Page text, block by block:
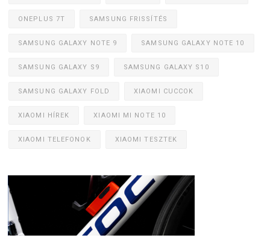
ONEPLUS 7T SAMSUNG FRISSÍTÉS
SAMSUNG GALAXY NOTE 9 SAMSUNG GALAXY NOTE 10
SAMSUNG GALAXY S9 SAMSUNG GALAXY S10
SAMSUNG GALAXY FOLD XIAOMI CUCCOK
XIAOMI HÍREK XIAOMI MI NOTE 10
XIAOMI TELEFONOK XIAOMI TESZTEK